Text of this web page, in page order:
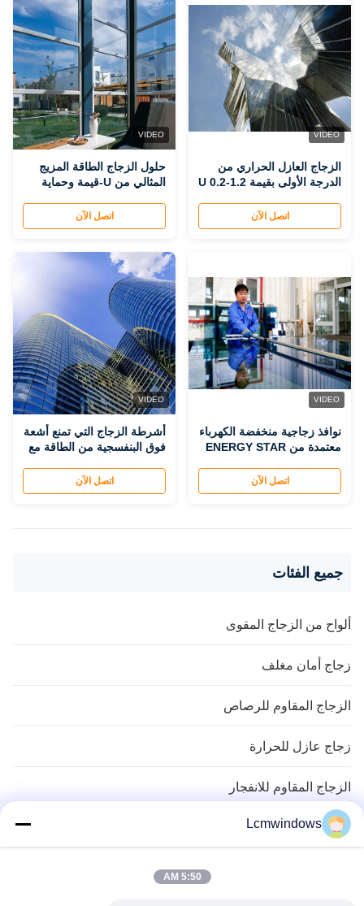
VIDEO
الزجاج العازل الحراري من
الدرجة الأولى بقيمة U 0.2-1.2
اتصل الآن
VIDEO
حلول الزجاج الطاقة المزيج
المثالي من U-قيمة وحماية
اتصل الآن
VIDEO
نوافذ زجاجية منخفضة الكهرباء
معتمدة من ENERGY STAR
الطاقة وتخفيض تكاليف
الصيانة
اتصل الآن
VIDEO
أشرطة الزجاج التي تمنع أشعة
فوق البنفسجية من الطاقة مع
اتصل الآن
جميع الفئات
ألواح من الزجاج المقوى
زجاج أمان مغلف
الزجاج المقاوم للرصاص
زجاج عازل للحرارة
الزجاج المقاوم للانفجار
زجاج الخصوصية بلوري
Lcmwindows
5:50 AM